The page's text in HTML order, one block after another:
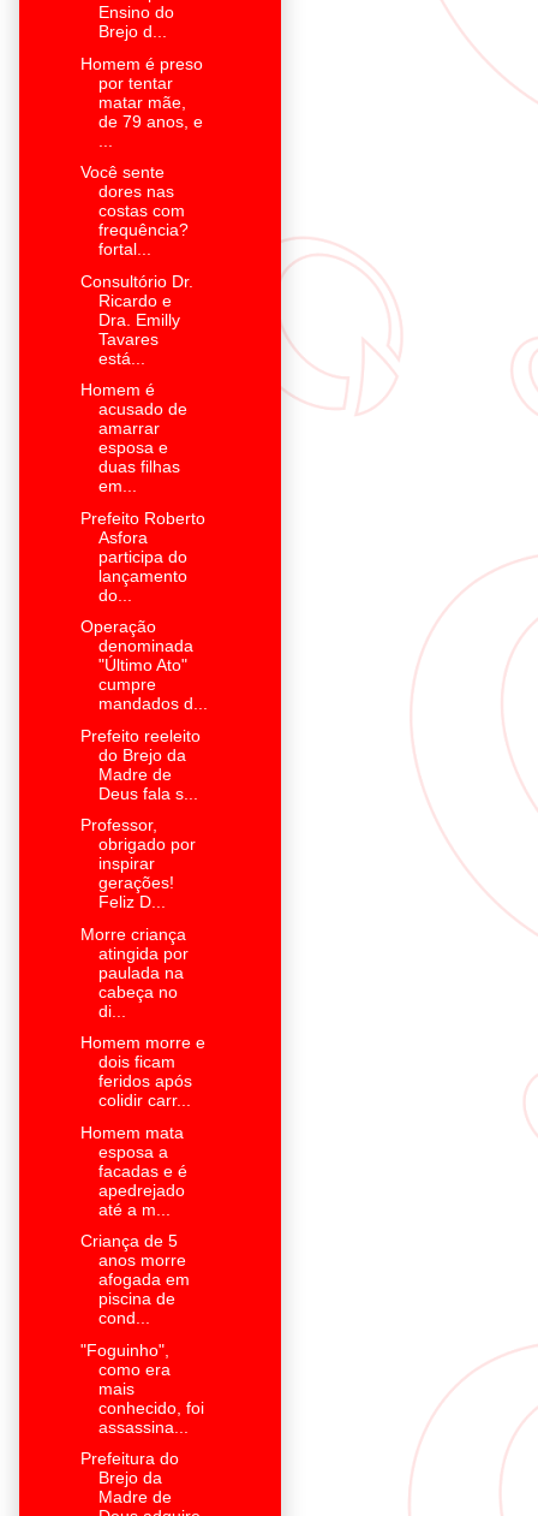
Ensino do
Brejo d...
Homem é preso
por tentar
matar mãe,
de 79 anos, e
Você sente
dores nas
costas com
frequência?
fortal...
Consultório Dr.
Ricardo e
Dra. Emilly
Tavares
está...
Homem é
acusado de
amarrar
esposa e
duas filhas
em...
Prefeito Roberto
Asfora
participa do
lançamento
do...
Operação
denominada
"Último Ato"
cumpre
mandados d...
Prefeito reeleito
do Brejo da
Madre de
Deus fala s...
Professor,
obrigado por
inspirar
gerações!
Feliz D...
Morre criança
atingida por
paulada na
cabeça no
di...
Homem morre e
dois ficam
feridos após
colidir carr...
Homem mata
esposa a
facadas e é
apedrejado
até a m...
Criança de 5
anos morre
afogada em
piscina de
cond...
"Foguinho",
como era
mais
conhecido, foi
assassina...
Prefeitura do
Brejo da
Madre de